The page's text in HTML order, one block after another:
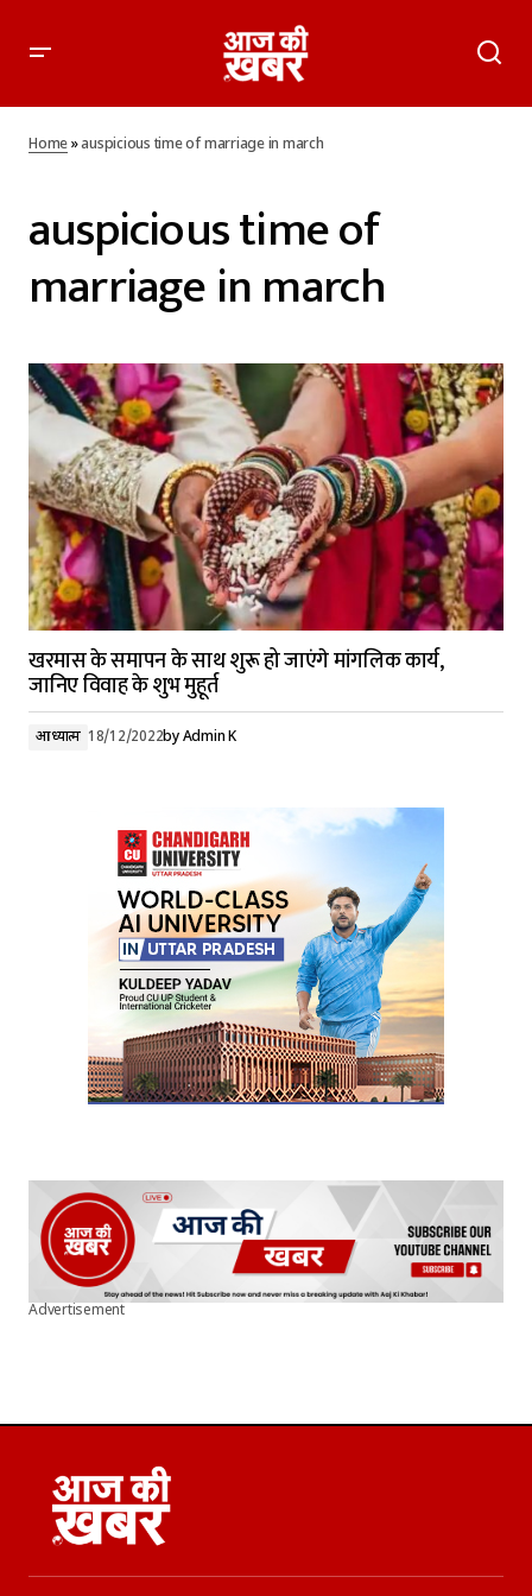
Home»auspicious time of marriage in march
auspicious time of
marriage in march
खरमास के समापन के साथ शुरू हो जाएंगे मांगलिक कार्य,
जानिए विवाह के शुभ मुहूर्त
आध्यात्म 18/12/2022byAdmin K
Advertisement